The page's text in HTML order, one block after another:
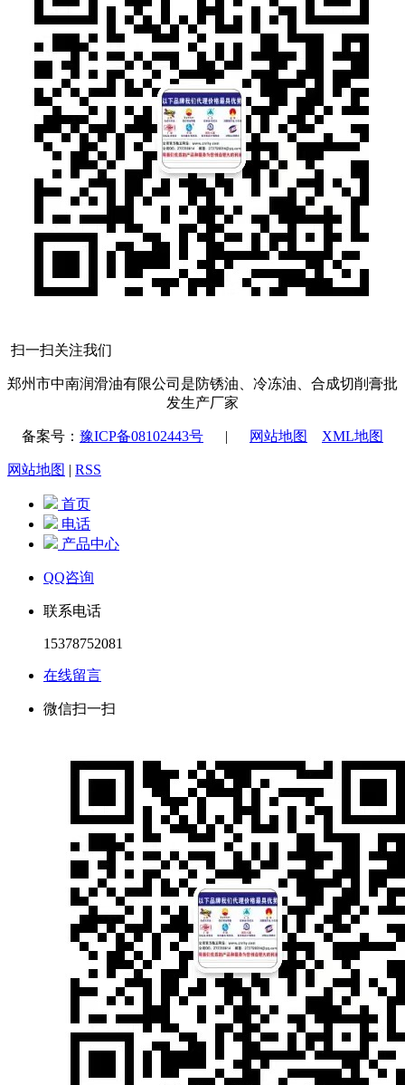
扫一扫关注我们
郑州市中南润滑油有限公司是防锈油、冷冻油、合成切削膏批
发生产厂家
备案号： 豫ICP备08102443号 | 网站地图 XML地图
网站地图 | RSS
首页
电话
产品中心
QQ咨询
联系电话
15378752081
在线留言
微信扫一扫